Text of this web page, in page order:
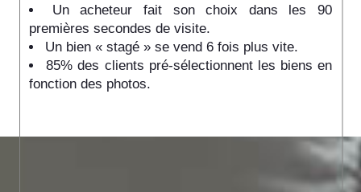
Un acheteur fait son choix dans les 90
premières secondes de visite.
Un bien « stagé » se vend 6 fois plus vite.
85% des clients pré-sélectionnent les biens en
fonction des photos.